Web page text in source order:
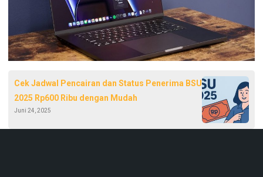
Cek Jadwal Pencairan dan Status Penerima BSU
2025 Rp600 Ribu dengan Mudah
Juni 24, 2025